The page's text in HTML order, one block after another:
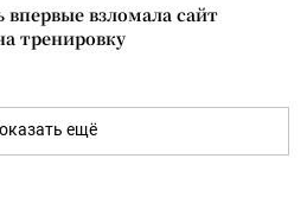
взломала сайт
тренировку
ещё